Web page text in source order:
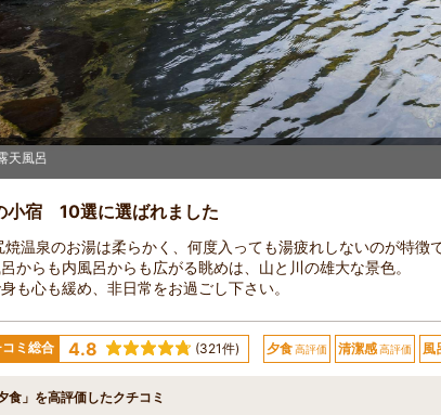
天風呂
小宿 10選に選ばれました
焼温泉のお湯は柔らかく、何度入っても湯疲れしないのが特徴で
からも内風呂からも広がる眺めは、山と川の雄大な景色。
も心も緩め、非日常をお過ごし下さい。
コミ総合 4.8 (321件) 夕食高評価 清潔感高評価 風
夕食」を高評価したクチコミ